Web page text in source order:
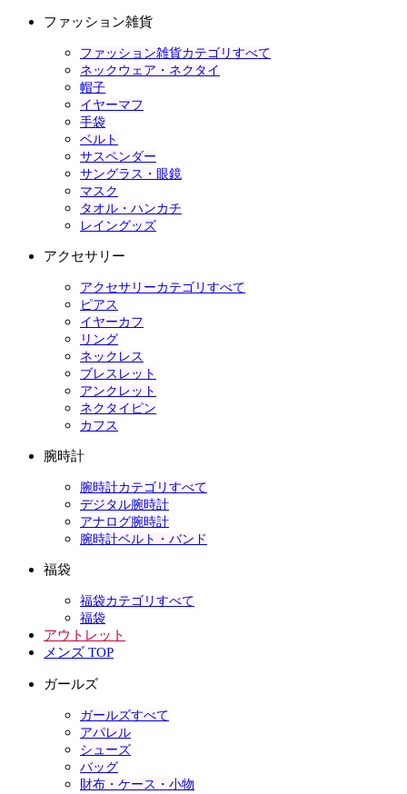
ファッション雑貨
ファッション雑貨カテゴリすべて
ネックウェア・ネクタイ
帽子
イヤーマフ
手袋
ベルト
サスペンダー
サングラス・眼鏡
マスク
タオル・ハンカチ
レイングッズ
アクセサリー
アクセサリーカテゴリすべて
ピアス
イヤーカフ
リング
ネックレス
ブレスレット
アンクレット
ネクタイピン
カフス
腕時計
腕時計カテゴリすべて
デジタル腕時計
アナログ腕時計
腕時計ベルト・バンド
福袋
福袋カテゴリすべて
福袋
アウトレット
メンズ TOP
ガールズ
ガールズすべて
アパレル
シューズ
バッグ
財布・ケース・小物